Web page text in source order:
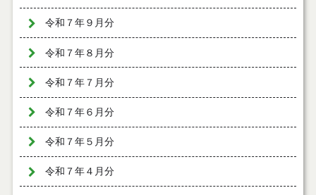
令和７年９月分
令和７年８月分
令和７年７月分
令和７年６月分
令和７年５月分
令和７年４月分